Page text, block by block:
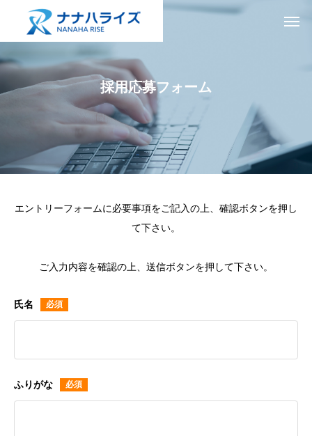
採用応募フォーム
エントリーフォームに必要事項をご記入の上、確認ボタンを押し
て下さい。
ご入力内容を確認の上、送信ボタンを押して下さい。
氏名
ふりがな